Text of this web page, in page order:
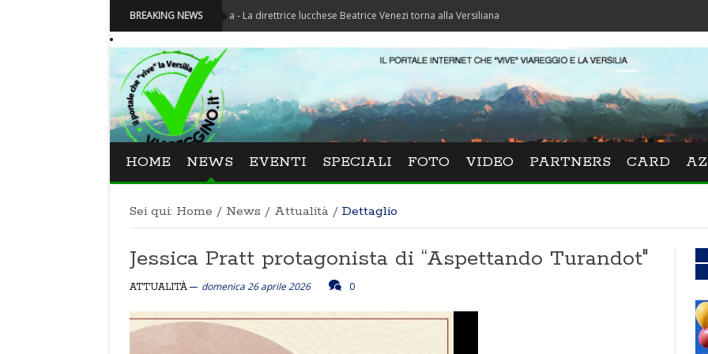
BREAKING NEWS
Festival La Versiliana - La direttrice lucchese Beatrice Venezi torna alla Versiliana
HOME NEWS EVENTI SPECIALI FOTO VIDEO PARTNERS CARD
Sei qui: Home / News / Attualità / Dettaglio
Jessica Pratt protagonista di “Aspettando Turandot"
ATTUALITÀ domenica 26 aprile 2026 0